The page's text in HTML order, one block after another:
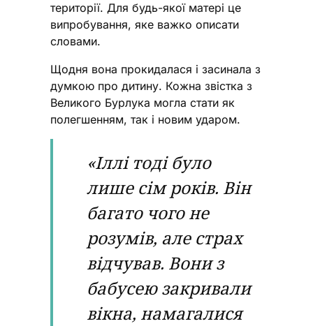
території. Для будь-якої матері це
випробування, яке важко описати
словами.
Щодня вона прокидалася і засинала з
думкою про дитину. Кожна звістка з
Великого Бурлука могла стати як
полегшенням, так і новим ударом.
«Іллі тоді було
лише сім років. Він
багато чого не
розумів, але страх
відчував. Вони з
бабусею закривали
вікна, намагалися